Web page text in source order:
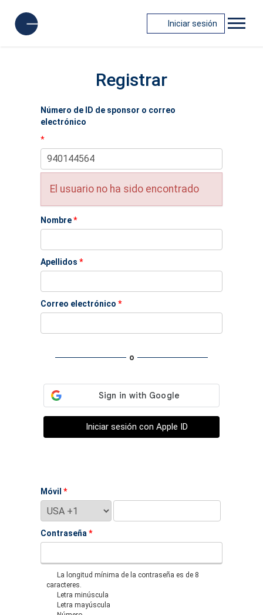
Iniciar sesión
Registrar
Número de ID de sponsor o correo
electrónico
*
El usuario no ha sido encontrado
Nombre*
Apellidos *
Correo electrónico *
o
Iniciar sesión con Apple ID
Móvil *
Contraseña *
La longitud mínima de la contraseña es de 8
caracteres.
Letra minúscula
Letra mayúscula